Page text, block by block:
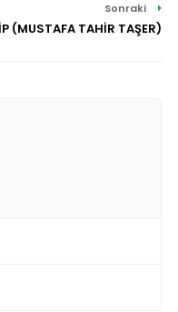
Sonraki
KARİP (MUSTAFA TAHİR TAŞER)